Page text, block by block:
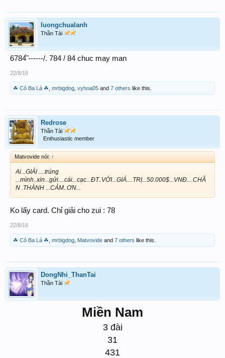
luongchualanh
Thần Tài
6784̃́ ------/. 784 / 84 chuc may man
22/8/18
☘ Cỏ Ba Lá ☘ mrbigdog vyhoa05 and 7 others like this.
Redrose
Thần Tài
Enthusiastic member
Matvovide nói: ↑
Ai...GIẢI ....trúng
...mình..xin...gửi....cái...cạc...ĐT..VỚI...GIÁ....TRỊ...50.000$...VNĐ....CHÂ
N .THÀNH ...CẢM..ƠN...
Ko lấy card. Chỉ giải cho zui : 78
22/8/18
☘ Cỏ Ba Lá ☘ mrbigdog Matvovide and 7 others like this.
DongNhi_ThanTai
Thần Tài
Miền Nam
3 đài
31
431